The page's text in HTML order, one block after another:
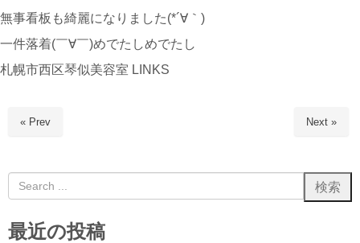
無事看板も綺麗になりました(*´∀｀)
一件落着(￣∀￣)めでたしめでたし
札幌市西区琴似美容室 LINKS
« Prev Next »
最近の投稿